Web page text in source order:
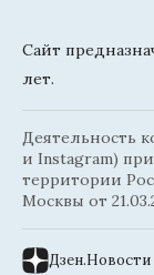
Сайт
лет.
Деятельность
и Instagram)
территории
Москвы от
Дзен.Новости